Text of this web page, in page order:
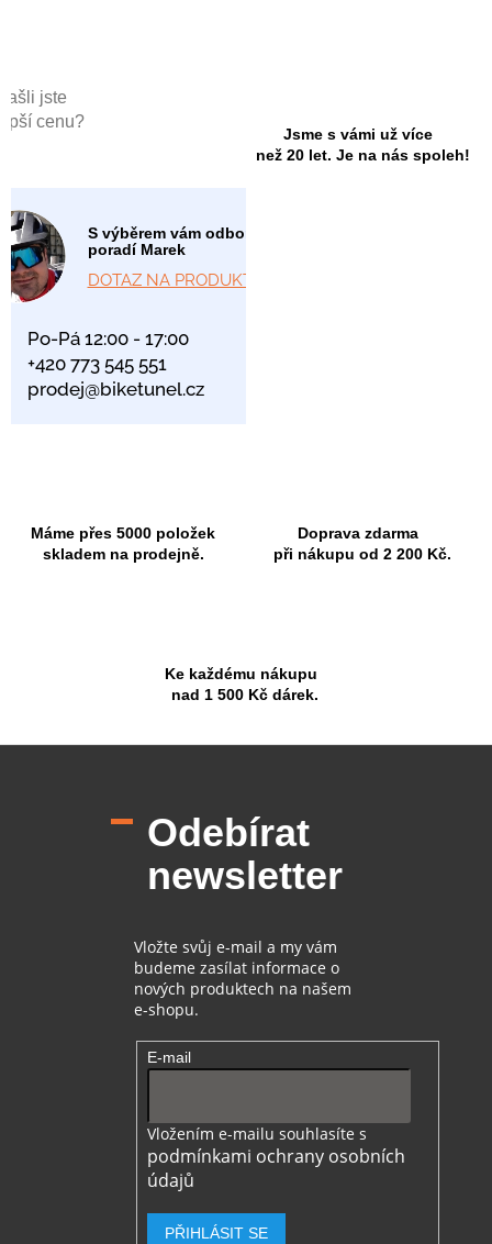
jste
cenu?
S výběrem vám odborně
poradí Marek
DOTAZ NA PRODUKT
Po-Pá 12:00 - 17:00
+420 773 545 551
prodej@biketunel.cz
Jsme s vámi už více
než 20 let. Je na nás spoleh!
Máme přes 5000 položek
skladem na prodejně.
Doprava zdarma
při nákupu od 2 200 Kč.
Ke každému nákupu
nad 1 500 Kč dárek.
Odebírat
newsletter
Vložte svůj e-mail a my vám
budeme zasílat informace o
nových produktech na našem
e-shopu.
E-mail
Vložením e-mailu souhlasíte s
podmínkami ochrany osobních
údajů
PŘIHLÁSIT SE